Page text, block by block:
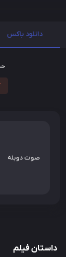
دانلود باکس
صوت دوبله
داستان فیلم